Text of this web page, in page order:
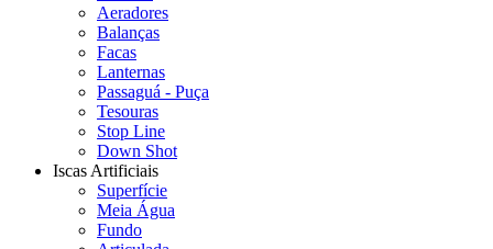
Aeradores
Balanças
Facas
Lanternas
Passaguá - Puça
Tesouras
Stop Line
Down Shot
Iscas Artificiais
Superfície
Meia Água
Fundo